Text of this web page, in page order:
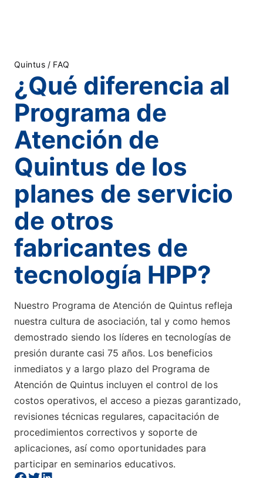
Quintus / FAQ
¿Qué diferencia al
Programa de
Atención de
Quintus de los
planes de servicio
de otros
fabricantes de
tecnología HPP?
Nuestro Programa de Atención de Quintus refleja
nuestra cultura de asociación, tal y como hemos
demostrado siendo los líderes en tecnologías de
presión durante casi 75 años. Los beneficios
inmediatos y a largo plazo del Programa de
Atención de Quintus incluyen el control de los
costos operativos, el acceso a piezas garantizado,
revisiones técnicas regulares, capacitación de
procedimientos correctivos y soporte de
aplicaciones, así como oportunidades para
participar en seminarios educativos.